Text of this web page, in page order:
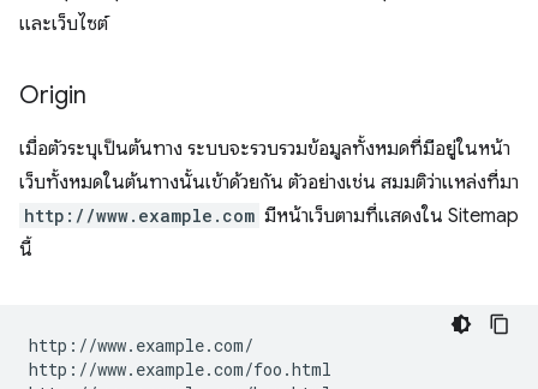
และเว็บไซต์
Origin
เมื่อตัวระบุเป็นต้นทาง ระบบจะรวบรวมข้อมูลทั้งหมดที่มีอยู่ในหน้า
เว็บทั้งหมดในต้นทางนั้นเข้าด้วยกัน ตัวอย่างเช่น สมมติว่าแหล่งที่มา
http://www.example.com มีหน้าเว็บตามที่แสดงใน Sitemap
นี้
http://www.example.com/
http://www.example.com/foo.html